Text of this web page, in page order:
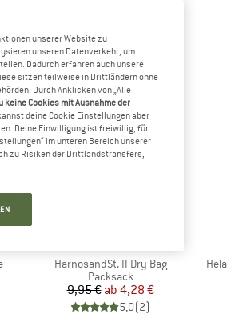
Artikel
HarnosandSt. II Dry Bag
Produktgruppe
Packsack
Preis
9,95 € reduzierter Preis
ab 4,28 €
5,0(2)
unserer Website zu
unseren Datenverkehr, um
Dadurch erfahren auch unsere
sitzen teilweise in Drittländern ohne
Durch Anklicken von „Alle
keine Cookies mit Ausnahme der
deine Cookie Einstellungen aber
Deine Einwilligung ist freiwillig, für
im unteren Bereich unserer
zu Risiken der Drittlandstransfers,